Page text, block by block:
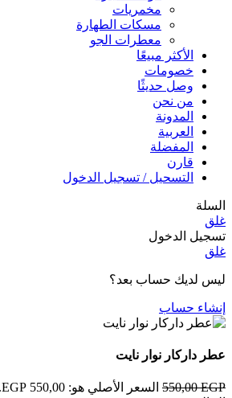
مخمريات
مسكات الطهارة
معطرات الجو
الأكثر مبيعًا
خصومات
وصل حديثًا
من نحن
المدونة
العربية
المفضلة
قارن
التسحيل / تسجيل الدخول
السلة
غلق
تسجيل الدخول
غلق
ليس لديك حساب بعد؟
إنشاء حساب
عطر داركار نوار نايت
550,00EGP السعر الأصلي هو: 550,00 EGP.